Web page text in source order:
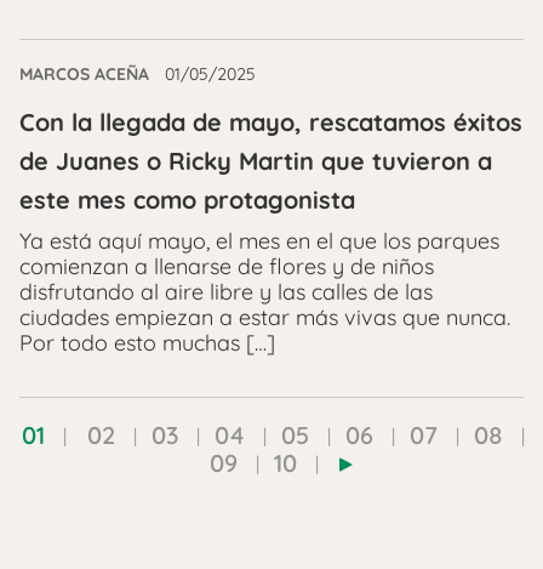
MARCOS ACEÑA 01/05/2025
Con la llegada de mayo, rescatamos éxitos
de Juanes o Ricky Martin que tuvieron a
este mes como protagonista
Ya está aquí mayo, el mes en el que los parques
comienzan a llenarse de flores y de niños
disfrutando al aire libre y las calles de las
ciudades empiezan a estar más vivas que nunca.
Por todo esto muchas […]
01 02 03 04 05 06 07
08
09
10